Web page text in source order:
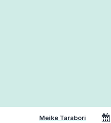
Meike Tarabori